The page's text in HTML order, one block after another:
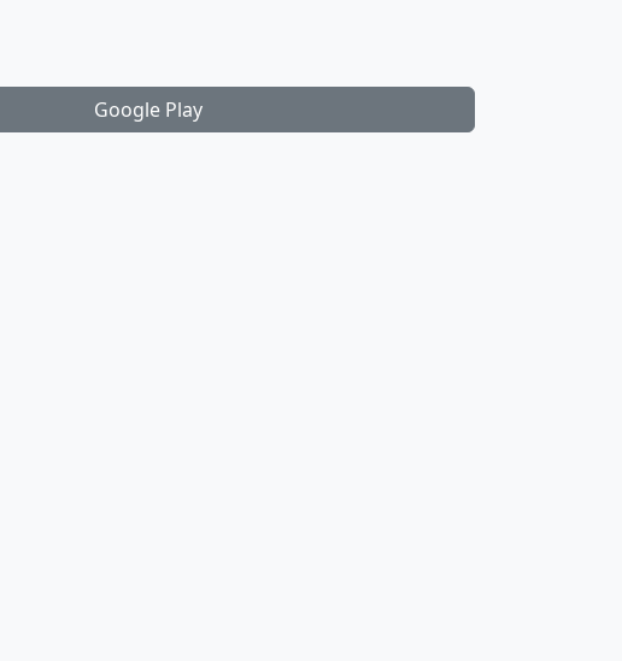
Google Play